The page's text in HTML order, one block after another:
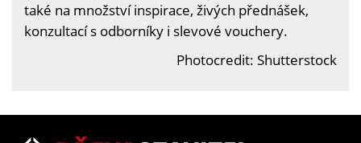
také na množství inspirace, živých přednášek,
konzultací s odborníky i slevové vouchery.
Photocredit: Shutterstock